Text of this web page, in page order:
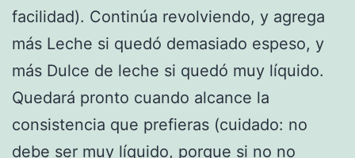
facilidad). Continúa revolviendo, y agrega
más Leche si quedó demasiado espeso, y
más Dulce de leche si quedó muy líquido.
Quedará pronto cuando alcance la
consistencia que prefieras (cuidado: no
debe ser muy líquido, porque si no no